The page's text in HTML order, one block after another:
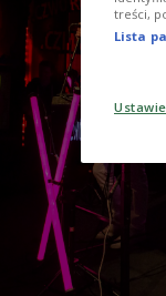
treści,
Lista